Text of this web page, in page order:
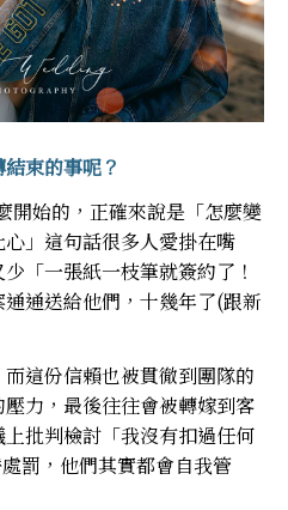
束的事呢？
始的，正確來說是「怎麼變
」這句話很多人愛掛在嘴
「一張紙一枝筆就簽約了！
通送給他們，十幾年了(跟新
這份信賴也被貫徹到團隊的
力，最後往往會被轉嫁到客
批判檢討「我沒有扣過任何
罰，他們其實都會自我管